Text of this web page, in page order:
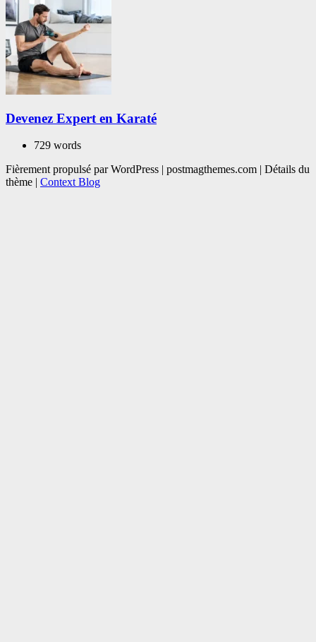
Devenez Expert en Karaté
729 words
Fièrement propulsé par WordPress | postmagthemes.com | Détails du
thème | Context Blog